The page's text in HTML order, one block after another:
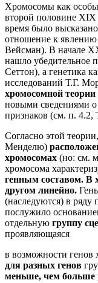
Хромосомы как
второй половине
время было
отношение к явлению
Вейсман). В начале
нашло убедительное
Сеттон), а генетика
исследований Т.Г.
хромосомной теории
новыми сведениями о
признаков (см. п. 4.2,
Согласно этой теории,
Менделю)
хромосомах (но: см.
хромосома
генным составом. В
другом линейно.
(наследуются) в ряду
послужило
отдельную группу
проявляющаяся
в возможности генов
для разных генов
меньше, чем больше